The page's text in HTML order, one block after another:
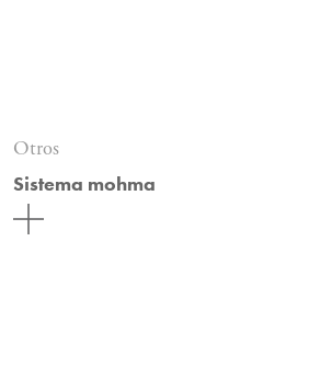
Otros
Sistema mohma